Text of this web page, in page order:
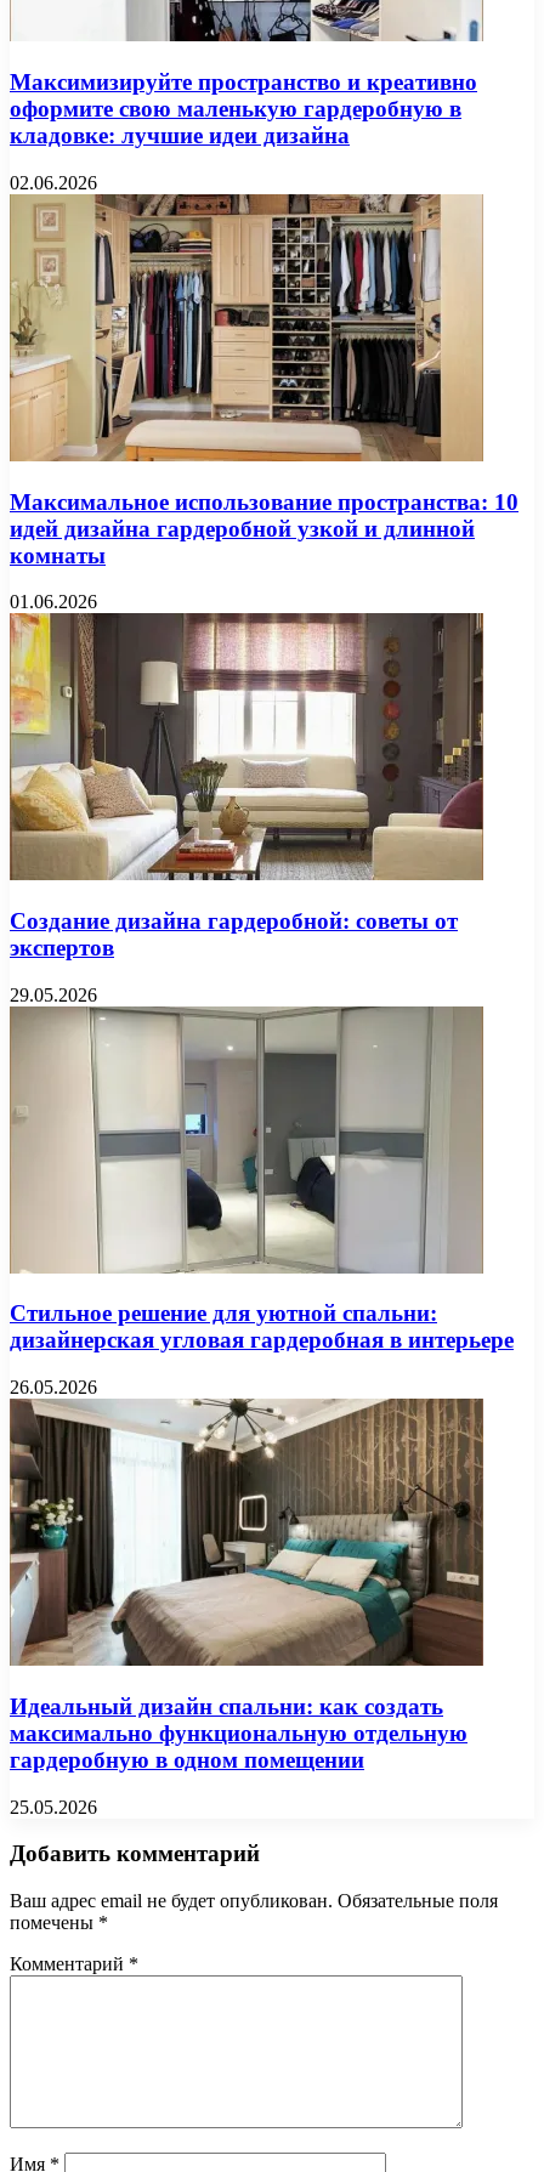
Максимизируйте пространство и креативно
оформите свою маленькую гардеробную в
кладовке: лучшие идеи дизайна
02.06.2026
Максимальное использование пространства: 10
идей дизайна гардеробной узкой и длинной
комнаты
01.06.2026
Создание дизайна гардеробной: советы от
экспертов
29.05.2026
Стильное решение для уютной спальни:
дизайнерская угловая гардеробная в интерьере
26.05.2026
Идеальный дизайн спальни: как создать
максимально функциональную отдельную
гардеробную в одном помещении
25.05.2026
Добавить комментарий
Ваш адрес email не будет опубликован. Обязательные поля
помечены *
Комментарий *
Имя *